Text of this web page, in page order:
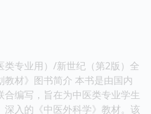
类专业用）/新世纪（第2版）全
教材》图书简介 本书是由国内
合编写，旨在为中医类专业学生
深入的《中医外科学》教材。该